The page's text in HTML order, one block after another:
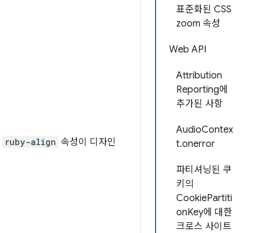
표준화된 CSS
zoom 속성
Web API
Attribution
Reporting에
추가된 사항
AudioContex
t.onerror
파티셔닝된 쿠
키의
CookiePartiti
onKey에 대한
크로스 사이트
ruby-align 속성이 디자인